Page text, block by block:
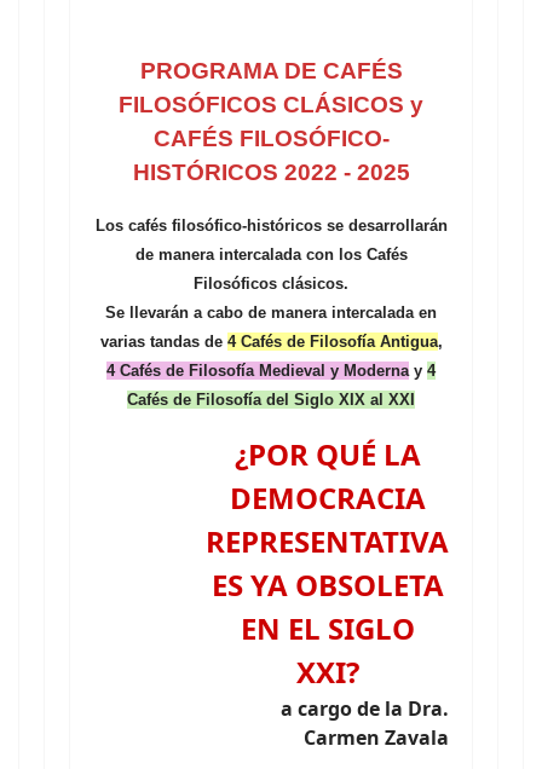
PROGRAMA DE CAFÉS
FILOSÓFICOS CLÁSICOS y
CAFÉS FILOSÓFICO-
HISTÓRICOS 2022 - 2025
Los cafés filosófico-históricos se desarrollarán
de manera intercalada con los Cafés
Filosóficos clásicos.
Se llevarán a cabo de manera intercalada en
varias tandas de 4 Cafés de Filosofía Antigua,
4 Cafés de Filosofía Medieval y Modernay 4
Cafés de Filosofía del Siglo XIX al XXI
¿POR QUÉ LA
DEMOCRACIA
REPRESENTATIVA
ES YA OBSOLETA
EN EL SIGLO
XXI?
a cargo de la Dra.
Carmen Zavala